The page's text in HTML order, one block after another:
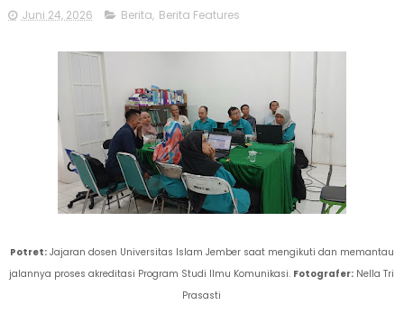
Juni 24, 2026 Berita, Berita Features
Potret:Jajaran dosen Universitas Islam Jember saat mengikuti dan memantau
jalannya proses akreditasi Program Studi Ilmu Komunikasi. Fotografer: Nella Tri
Prasasti